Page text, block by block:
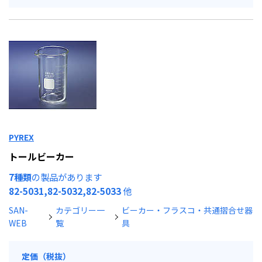
PYREX
トールビーカー
7種類の製品があります
82-5031,82-5032,82-5033他
SAN-
WEB
カテゴリー一
覧
ビーカー・フラスコ・共通摺合せ器
具
定価（税抜）